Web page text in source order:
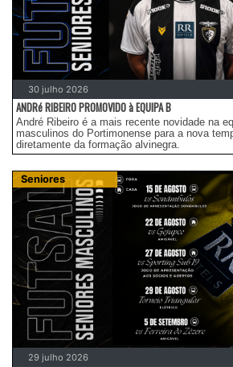
30 julho 2026
ANDRé RIBEIRO PROMOVIDO à EQUIPA B
André Ribeiro é a mais recente novidade na
masculinos do Portimonense para a nova
diretamente da formação alvinegra.
Seniores
29 julho 2026